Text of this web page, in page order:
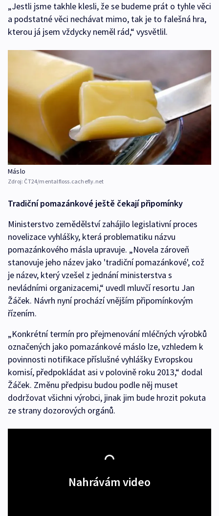
„Jestli jsme takhle klesli, že se budeme prát o tyhle věci
a podstatné věci nechávat mimo, tak je to falešná hra,
kterou já jsem vždycky neměl rád,“ vysvětlil.
Máslo
Zdroj: ČT24/mentalfloss.cachefly.net
Tradiční pomazánkové ještě čekají připomínky
Ministerstvo zemědělství zahájilo legislativní proces
novelizace vyhlášky, která problematiku názvu
pomazánkového másla upravuje. „Novela zároveň
stanovuje jeho název jako 'tradiční pomazánkové', což
je název, který vzešel z jednání ministerstva s
nevládními organizacemi,“ uvedl mluvčí resortu Jan
Žáček. Návrh nyní prochází vnějším připomínkovým
řízením.
„Konkrétní termín pro přejmenování mléčných výrobků
označených jako pomazánkové máslo lze, vzhledem k
povinnosti notifikace příslušné vyhlášky Evropskou
komisí, předpokládat asi v polovině roku 2013,“ dodal
Žáček. Změnu předpisu budou podle něj muset
dodržovat všichni výrobci, jinak jim bude hrozit pokuta
ze strany dozorových orgánů.
Nahrávám video